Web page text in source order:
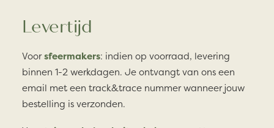
Levertijd
Voorsfeermakers: indien op voorraad, levering
binnen 1-2 werkdagen. Je ontvangt van ons een
email met een track&trace nummer wanneer jouw
bestelling is verzonden.